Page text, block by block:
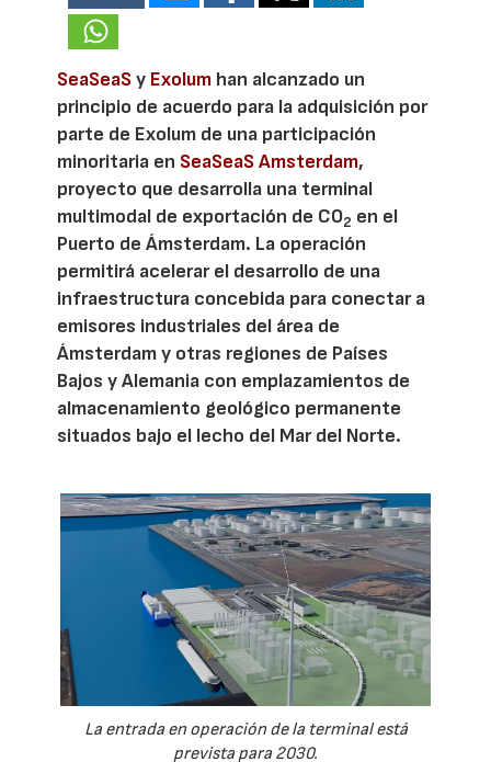
SeaSeaSy Exolum han alcanzado un
principio de acuerdo para la adquisición por
parte de Exolum de una participación
minoritaria en SeaSeaS Amsterdam,
proyecto que desarrolla una terminal
multimodal de exportación de CO2 en el
Puerto de Ámsterdam. La operación
permitirá acelerar el desarrollo de una
infraestructura concebida para conectar a
emisores industriales del área de
Ámsterdam y otras regiones de Países
Bajos y Alemania con emplazamientos de
almacenamiento geológico permanente
situados bajo el lecho del Mar del Norte.
La entrada en operación de la terminal está
prevista para 2030.